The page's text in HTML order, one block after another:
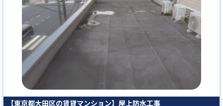
【東京都大田区の賃貸マンション】屋上防水工事